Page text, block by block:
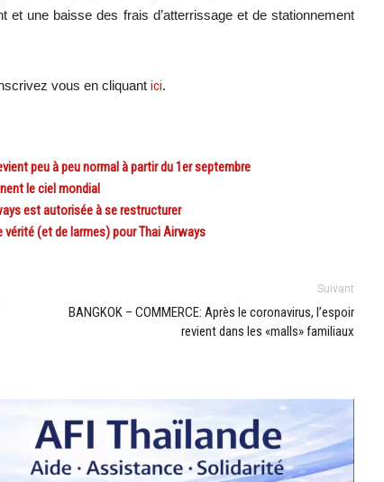
une baisse des frais d’atterrissage et de stationnement
vez vous en cliquant ici.
peu à peu normal à partir du 1er septembre
le ciel mondial
est autorisée à se restructurer
vérité (et de larmes) pour Thai Airways
Suivant
BANGKOK – COMMERCE: Après le coronavirus, l’espoir
revient dans les «malls» familiaux